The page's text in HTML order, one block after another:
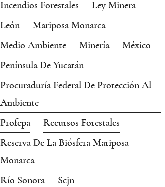
Incendios Forestales
Ley Minera
León
Mariposa Monarca
Medio Ambiente
Minería
México
Península De Yucatán
Procuraduría Federal De Protección Al
Ambiente
Profepa
Recursos Forestales
Reserva De La Biósfera Mariposa
Monarca
Río Sonora
Scjn